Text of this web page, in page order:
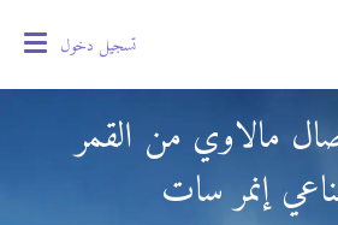
تسجيل دخول
مالاوي من القمر
إنمر سات